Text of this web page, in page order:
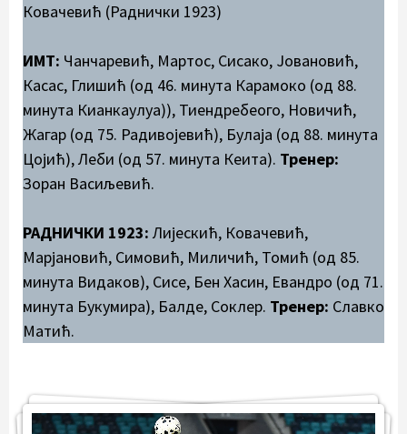
Ковачевић (Раднички 1923)
ИМТ: Чанчаревић, Мартос, Сисако, Јовановић,
Касас, Глишић (од 46. минута Карамоко (од 88.
минута Кианкаулуа)), Тиендребеого, Новичић,
Жагар (од 75. Радивојевић), Булаја (од 88. минута
Цојић), Леби (од 57. минута Кеита). Тренер:
Зоран Васиљевић.
РАДНИЧКИ 1923: Лијескић, Ковачевић,
Марјановић, Симовић, Миличић, Томић (од 85.
минута Видаков), Сисе, Бен Хасин, Евандро (од 71.
минута Букумира), Балде, Соклер. Тренер: Славко
Матић.